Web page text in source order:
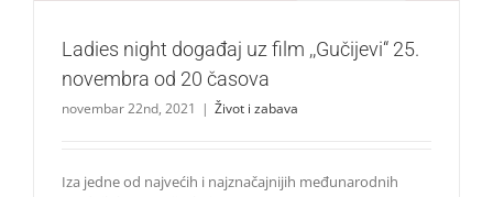
Ladies night događaj uz film ,,Gučijevi“ 25.
novembra od 20 časova
novembar 22nd, 2021 | Život i zabava
Iza jedne od najvećih i najznačajnijih međunarodnih